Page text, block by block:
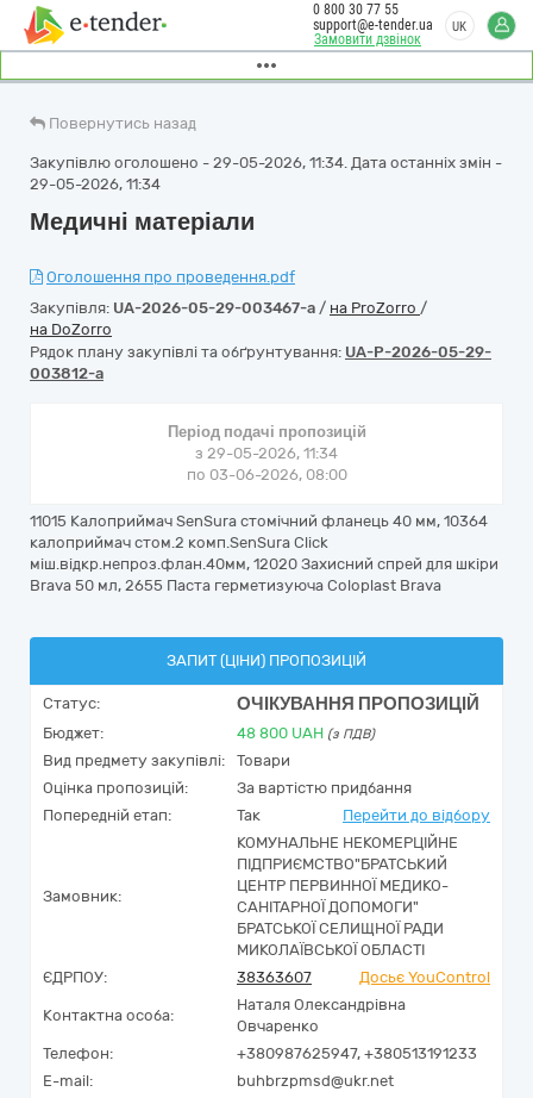
Замовити дзвінок
0 800 30 77 55
support@e-tender.ua
UK
Повернутись назад
Закупівлю оголошено - 29-05-2026, 11:34. Дата останніх змін -
29-05-2026, 11:34
Медичні матеріали
Оголошення про проведення.pdf
Закупівля: UA-2026-05-29-003467-a / на ProZorro /
на DoZorro
Рядок плану закупівлі та обґрунтування: UA-P-2026-05-29-
003812-a
Період подачі пропозицій
з 29-05-2026, 11:34
по 03-06-2026, 08:00
11015 Калоприймач SenSura стомічний фланець 40 мм, 10364
калоприймач стом.2 комп.SenSura Click
міш.відкр.непроз.флан.40мм, 12020 Захисний спрей для шкіри
Brava 50 мл, 2655 Паста герметизуюча Coloplast Brava
ЗАПИТ (ЦІНИ) ПРОПОЗИЦІЙ
Статус: ОЧІКУВАННЯ ПРОПОЗИЦІЙ
Бюджет: 48 800 UAH (з ПДВ)
Вид предмету закупівлі:
Товари
Оцінка пропозицій:
За вартістю придбання
Попередній етап:
Так Перейти до відбору
Замовник:
КОМУНАЛЬНЕ НЕКОМЕРЦІЙНЕ
ПІДПРИЄМСТВО"БРАТСЬКИЙ
ЦЕНТР ПЕРВИННОЇ МЕДИКО-
САНІТАРНОЇ ДОПОМОГИ"
БРАТСЬКОЇ СЕЛИЩНОЇ РАДИ
МИКОЛАЇВСЬКОЇ ОБЛАСТІ
ЄДРПОУ:
38363607 Досьє YouControl
Контактна особа:
Наталя Олександрівна
Овчаренко
Телефон:
+380987625947, +380513191233
E-mail:
buhbrzpmsd@ukr.net